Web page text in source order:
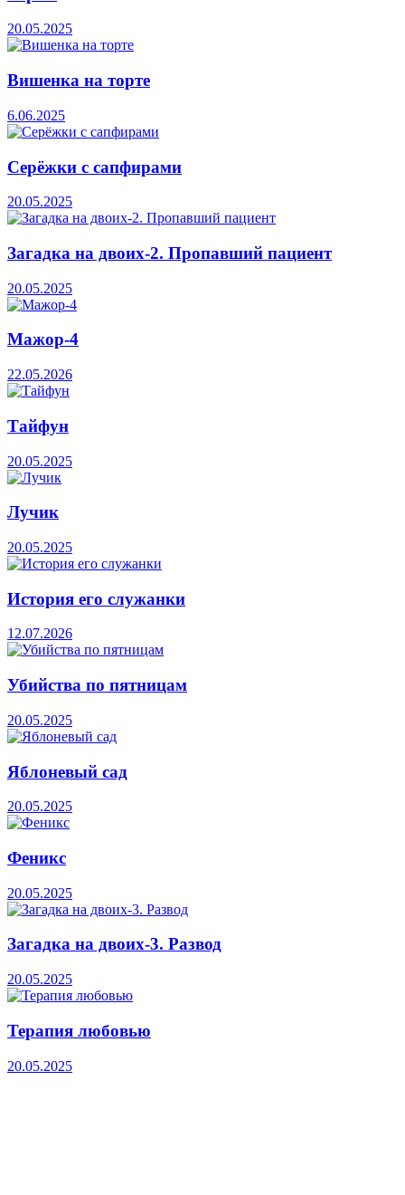
20.05.2025
Вишенка на торте
6.06.2025
Серёжки с сапфирами
20.05.2025
Загадка на двоих-2. Пропавший пациент
20.05.2025
Мажор-4
22.05.2026
Тайфун
20.05.2025
Лучик
20.05.2025
История его служанки
12.07.2026
Убийства по пятницам
20.05.2025
Яблоневый сад
20.05.2025
Феникс
20.05.2025
Загадка на двоих-3. Развод
20.05.2025
Терапия любовью
20.05.2025